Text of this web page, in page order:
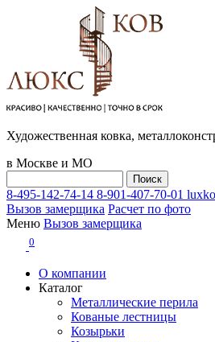
Художественная ковка,
в Москве и МО
8-495-142-74-14 8-901-407-70-01
Вызов замерщика Расчет по фото
Меню Вызов замерщика
0
О компании
Каталог
Металлические перила
Кованые лестницы
Козырьки